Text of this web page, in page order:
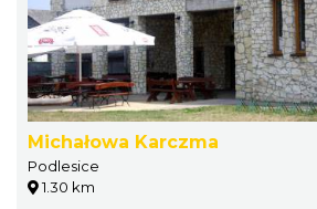
Michałowa Karczma
Podlesice
1.30 km